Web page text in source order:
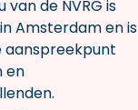
van de NVRG is
Amsterdam en is
aanspreekpunt
en